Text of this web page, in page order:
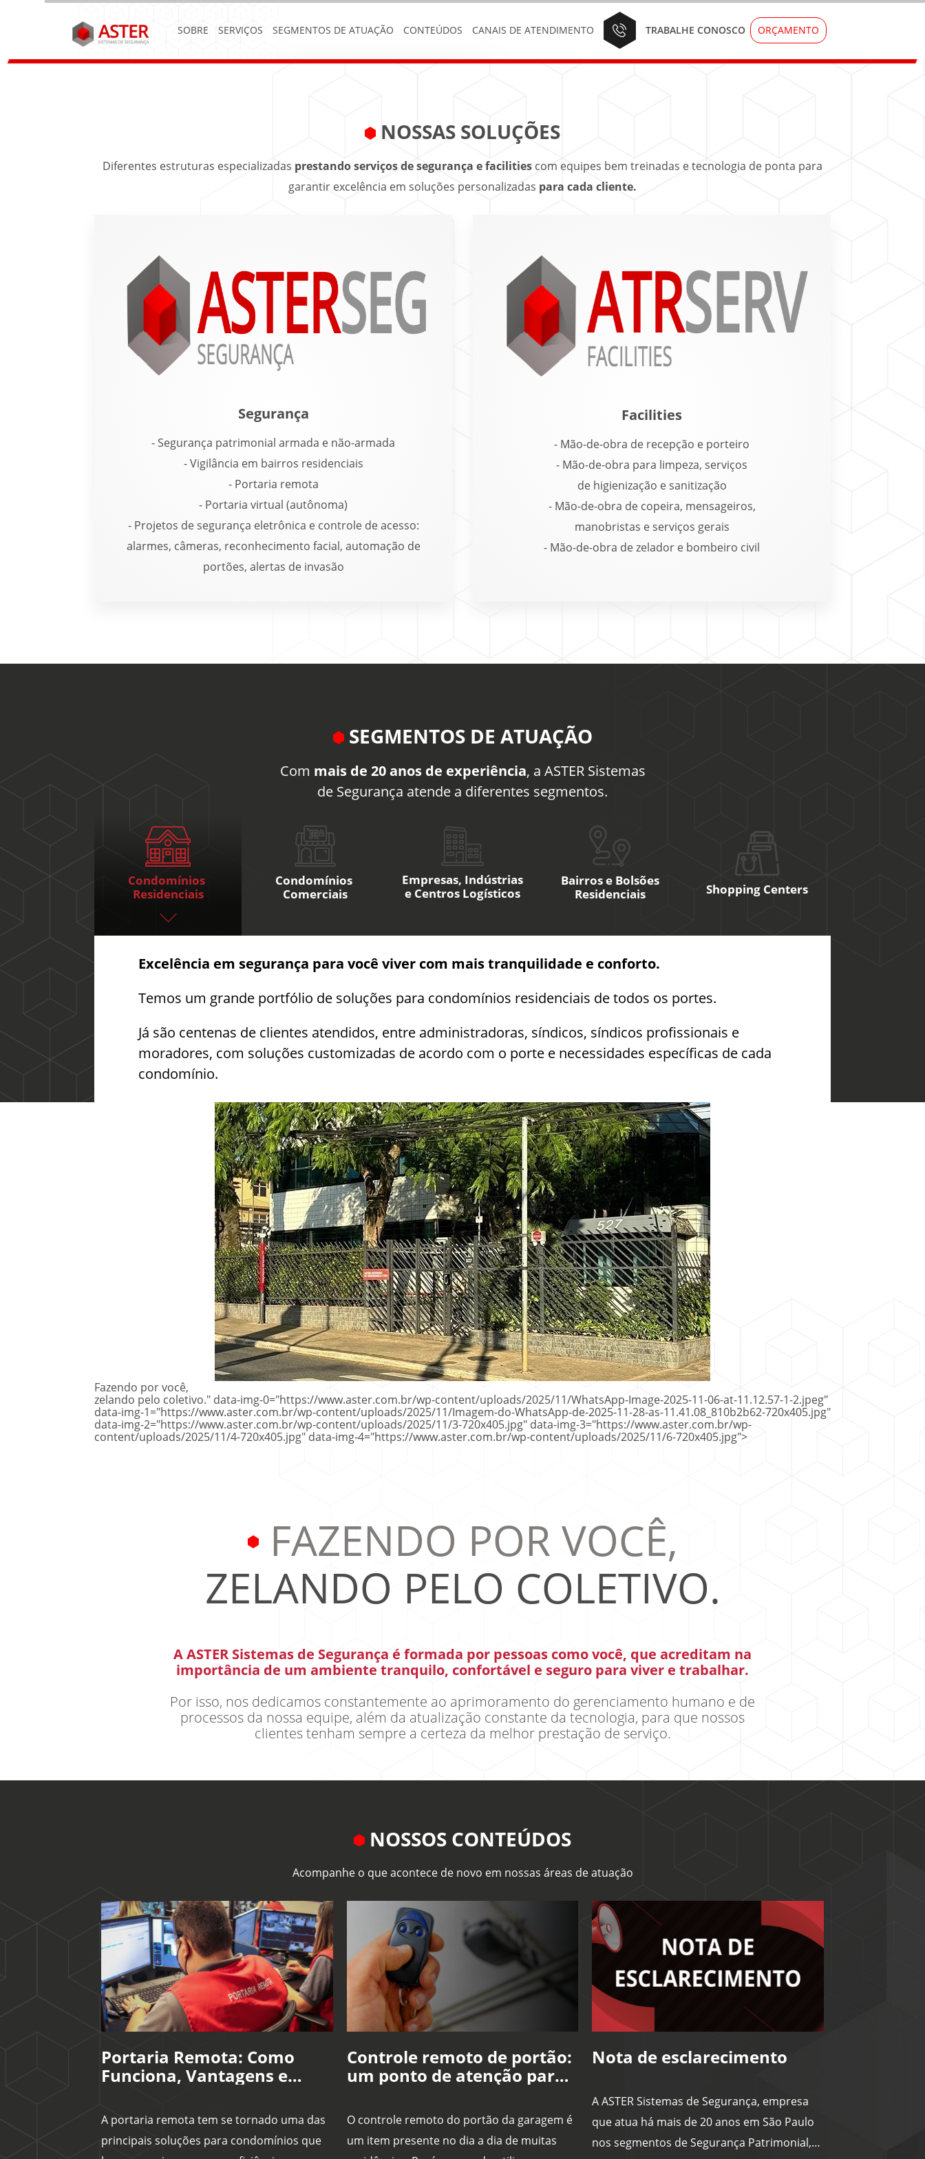
SOBRE SERVIÇOS SEGMENTOS DE ATUAÇÃO CONTEÚDOS CANAIS DE ATENDIMENTO TRABALHE CONOSCO ORÇAMENTO
NOSSAS SOLUÇÕES
Diferentes estruturas especializadas prestando serviços de segurança e facilities com equipes bem treinadas e tecnologia de ponta para
garantir excelência em soluções personalizadas para cada cliente.
Segurança
- Segurança patrimonial armada e não-armada
- Vigilância em bairros residenciais
- Portaria remota
- Portaria virtual (autônoma)
- Projetos de segurança eletrônica e controle de acesso:
alarmes, câmeras, reconhecimento facial, automação de
portões, alertas de invasão
Facilities
- Mão-de-obra de recepção e porteiro
- Mão-de-obra para limpeza, serviços
de higienização e sanitização
- Mão-de-obra de copeira, mensageiros,
manobristas e serviços gerais
- Mão-de-obra de zelador e bombeiro civil
SEGMENTOS DE ATUAÇÃO
Com mais de 20 anos de experiência, a ASTER Sistemas
de Segurança atende a diferentes segmentos.
Condomínios
Residenciais
Condomínios
Comerciais
Empresas, Indústrias
e Centros Logísticos
Bairros e Bolsões
Residenciais
Shopping Centers
Excelência em segurança para você viver com mais tranquilidade e conforto.
Temos um grande portfólio de soluções para condomínios residenciais de todos os portes.
Já são centenas de clientes atendidos, entre administradoras, síndicos, síndicos profissionais e
moradores, com soluções customizadas de acordo com o porte e necessidades específicas de cada
condomínio.
Fazendo por você,
zelando pelo coletivo." data-img-0="https://www.aster.com.br/wp-content/uploads/2025/11/WhatsApp-Image-2025-11-06-at-11.12.57-1-2.jpeg"
data-img-1="https://www.aster.com.br/wp-content/uploads/2025/11/Imagem-do-WhatsApp-de-2025-11-28-as-11.41.08_810b2b62-720x405.jpg"
data-img-2="https://www.aster.com.br/wp-content/uploads/2025/11/3-720x405.jpg" data-img-3="https://www.aster.com.br/wp-
content/uploads/2025/11/4-720x405.jpg" data-img-4="https://www.aster.com.br/wp-content/uploads/2025/11/6-720x405.jpg">
FAZENDO POR VOCÊ,
ZELANDO PELO COLETIVO.
A ASTER Sistemas de Segurança é formada por pessoas como você, que acreditam na
importância de um ambiente tranquilo, confortável e seguro para viver e trabalhar.
Por isso, nos dedicamos constantemente ao aprimoramento do gerenciamento humano e de
processos da nossa equipe, além da atualização constante da tecnologia, para que nossos
clientes tenham sempre a certeza da melhor prestação de serviço.
NOSSOS CONTEÚDOS
Acompanhe o que acontece de novo em nossas áreas de atuação
Portaria Remota: Como
Funciona, Vantagens e
em Condomínios
A portaria remota tem se tornado uma das
principais soluções para condomínios que
Controle remoto de portão:
um ponto de atenção para
residência
O controle remoto do portão da garagem é
um item presente no dia a dia de muitas
Nota de esclarecimento
A ASTER Sistemas de Segurança, empresa
que atua há mais de 20 anos em São Paulo
nos segmentos de Segurança Patrimonial,